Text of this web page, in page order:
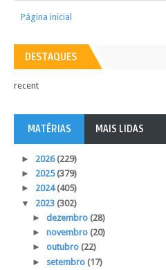
Página inicial
DESTAQUES
recent
MATÉRIAS MAIS LIDAS
► 2026(229)
► 2025(379)
► 2024(405)
▼ 2023 (302)
► dezembro (28)
► novembro (20)
► outubro (22)
► setembro (17)